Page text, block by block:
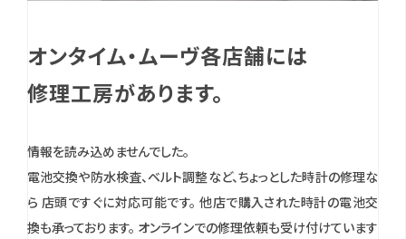
オンタイム・ムーヴ各店舗には
修理工房があります。
情報を読み込めませんでした。
電池交換や防水検査、ベルト調整など、ちょっとした時計の修理な
ら 店頭ですぐに対応可能です。 他店で購入された時計の電池交
換も承っております。 オンラインでの修理依頼も受け付けています